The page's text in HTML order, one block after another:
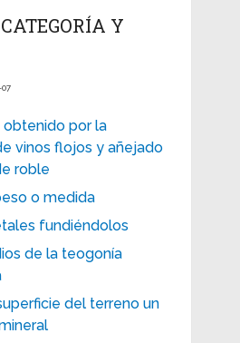
Y
07
por la
vinos flojos y añejado
roble
o medida
fundiéndolos
de la teogonía
del terreno un